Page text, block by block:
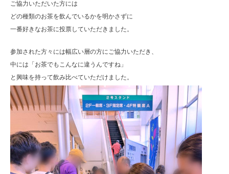
ご協力いただいた方には
どの種類のお茶を飲んでいるかを明かさずに
一番好きなお茶に投票していただきました。
参加された方々には幅広い層の方にご協力いただき、
中には「お茶でもこんなに違うんですね」
と興味を持って飲み比べていただけました。